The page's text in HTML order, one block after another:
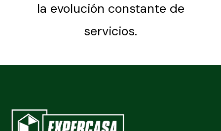
la evolución constante de
servicios.